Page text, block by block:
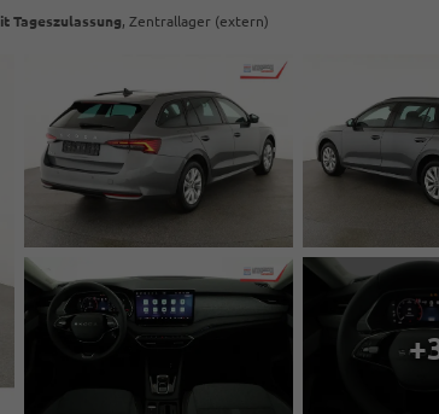
Tageszulassung, Zentrallager (extern)